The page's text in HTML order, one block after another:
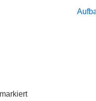
Next
markiert